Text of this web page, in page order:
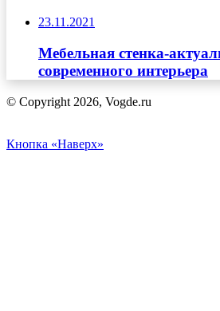
23.11.2021
Мебельная стенка-
современного интерьера
© Copyright 2026, Vogde.ru
Кнопка «Наверх»